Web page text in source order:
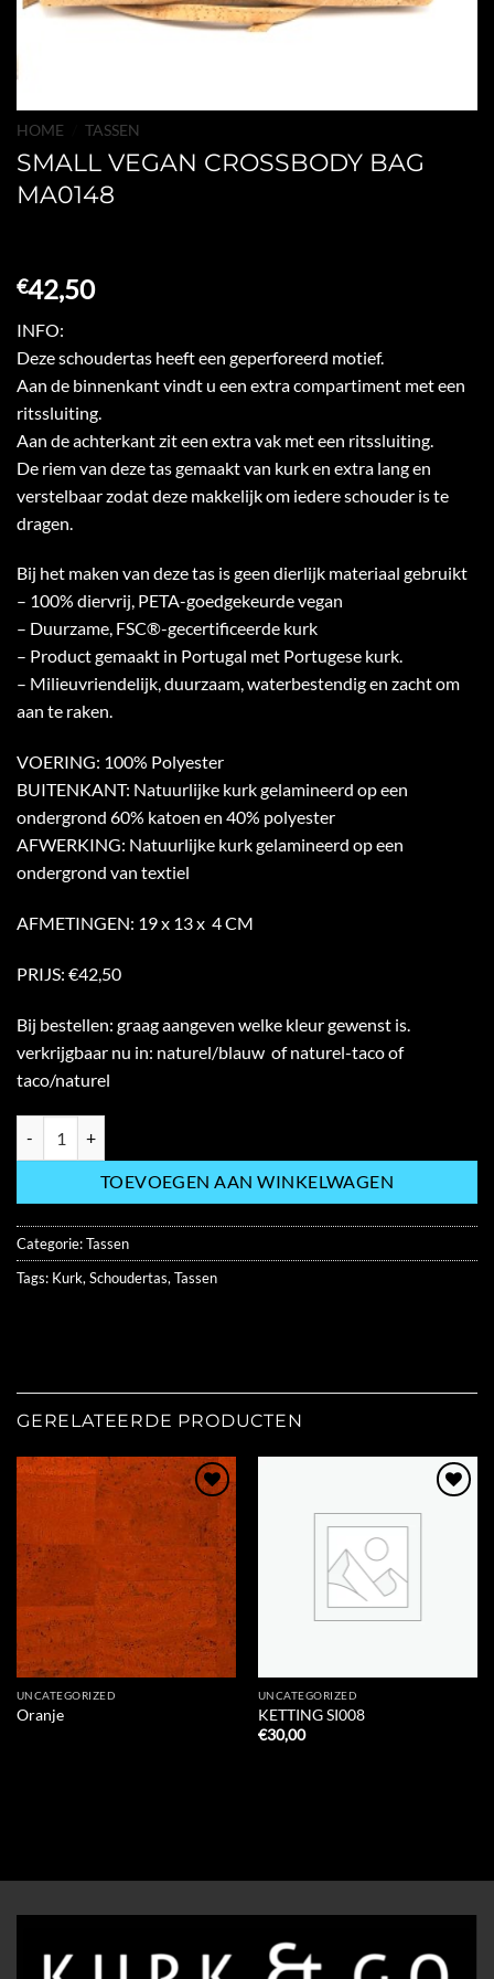
HOME TASSEN
SMALL VEGAN CROSSBODY BAG
MA0148
€42,50
INFO:
Deze schoudertas heeft een geperforeerd motief.
Aan de binnenkant vindt u een extra compartiment met een
ritssluiting.
Aan de achterkant zit een extra vak met een ritssluiting.
De riem van deze tas gemaakt van kurk en extra lang en
verstelbaar zodat deze makkelijk om iedere schouder is te
dragen.
Bij het maken van deze tas is geen dierlijk materiaal gebruikt
– 100% diervrij, PETA-goedgekeurde vegan
– Duurzame, FSC®-gecertificeerde kurk
– Product gemaakt in Portugal met Portugese kurk.
– Milieuvriendelijk, duurzaam, waterbestendig en zacht om
aan te raken.
VOERING: 100% Polyester
BUITENKANT: Natuurlijke kurk gelamineerd op een
ondergrond 60% katoen en 40% polyester
AFWERKING: Natuurlijke kurk gelamineerd op een
ondergrond van textiel
AFMETINGEN: 19 x 13 x 4 CM
PRIJS: €42,50
Bij bestellen: graag aangeven welke kleur gewenst is.
verkrijgbaar nu in: naturel/blauw of naturel-taco of
taco/naturel
TOEVOEGEN AAN WINKELWAGEN
Categorie:Tassen
Tags: Kurk,Schoudertas,Tassen
GERELATEERDE PRODUCTEN
Add to
Wishlist
UNCATEGORIZED
Oranje
UNCATEGORIZED
KETTING SI008
€30,00